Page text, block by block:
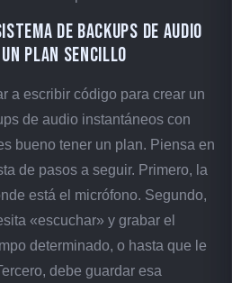
de backups de audio
plan sencillo
a escribir código para crear un
de audio instantáneos con
bueno tener un plan. Piensa en
de pasos a seguir. Primero, la
está el micrófono. Segundo,
«escuchar» y grabar el
determinado, o hasta que le
debe guardar esa